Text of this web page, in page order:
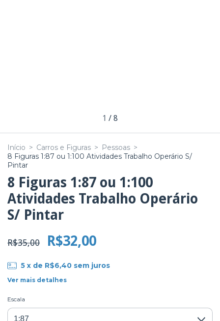
1 / 8
Início > Carros e Figuras > Pessoas >
8 Figuras 1:87 ou 1:100 Atividades Trabalho Operário S/
Pintar
8 Figuras 1:87 ou 1:100
Atividades Trabalho Operário
S/ Pintar
R$35,00 R$32,00
5 x de R$6,40 sem juros
Ver mais detalhes
Escala